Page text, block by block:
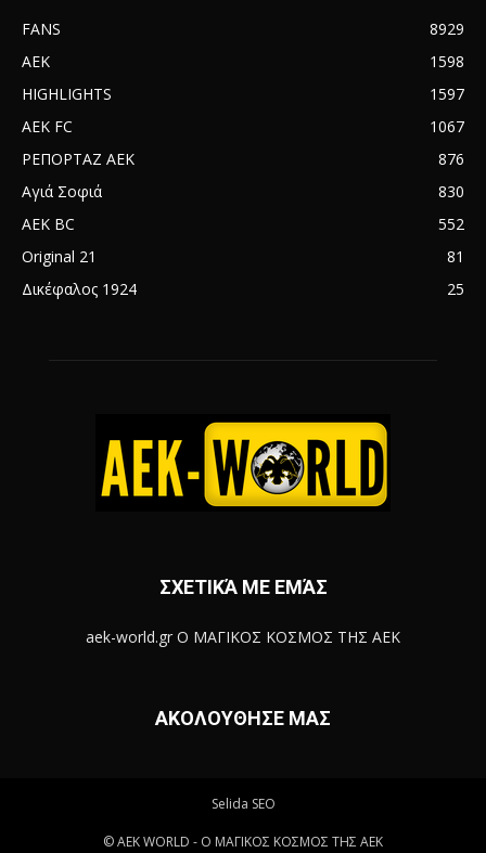
FANS
8929
AEK
1598
HIGHLIGHTS
1597
AEK FC
1067
ΡΕΠΟΡΤΑΖ ΑΕΚ
876
Αγιά Σοφιά
830
AEK BC
552
Original 21
81
Δικέφαλος 1924
25
ΣΧΕΤΙΚΆ ΜΕ ΕΜΆΣ
aek-world.gr Ο ΜΑΓΙΚΟΣ ΚΟΣΜΟΣ ΤΗΣ ΑΕΚ
ΑΚΟΛΟΥΘΗΣΕ ΜΑΣ
Selida SEO
© ΑΕΚ WORLD - Ο ΜΑΓΙΚΟΣ ΚΟΣΜΟΣ ΤΗΣ ΑΕΚ